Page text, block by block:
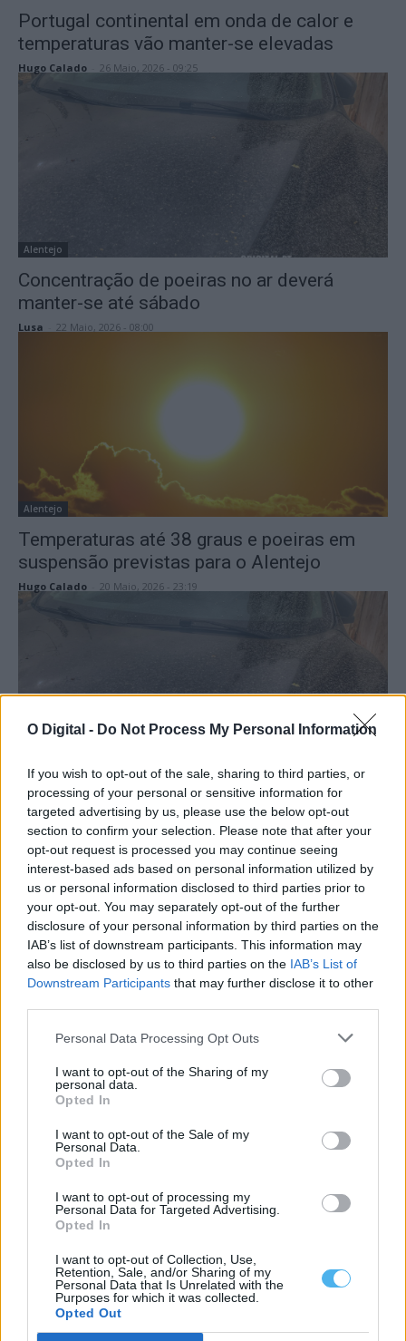
O Digital - Do Not Process My Personal Information
If you wish to opt-out of the sale, sharing to third parties, or
processing of your personal or sensitive information for
targeted advertising by us, please use the below opt-out
section to confirm your selection. Please note that after your
opt-out request is processed you may continue seeing
interest-based ads based on personal information utilized by
us or personal information disclosed to third parties prior to
your opt-out. You may separately opt-out of the further
disclosure of your personal information by third parties on the
IAB’s list of downstream participants. This information may
also be disclosed by us to third parties on the IAB’s List of
Downstream Participants that may further disclose it to other
Personal Data Processing Opt Outs
I want to opt-out of the Sharing of my
personal data.
Opted In
I want to opt-out of the Sale of my
Personal Data.
Opted In
I want to opt-out of processing my
Personal Data for Targeted Advertising.
Opted In
I want to opt-out of Collection, Use,
Retention, Sale, and/or Sharing of my
Personal Data that Is Unrelated with the
Purposes for which it was collected.
Opted Out
Portugal continental em onda de calor e
temperaturas vão manter-se elevadas
Hugo Calado 26 Maio, 2026 - 09:25
Alentejo
Concentração de poeiras no ar deverá
manter-se até sábado
Lusa 22 Maio, 2026 - 08:00
Alentejo
Temperaturas até 38 graus e poeiras em
suspensão previstas para o Alentejo
Hugo Calado 20 Maio, 2026 - 23:19
Sociedade
IPMA prevê poeiras africanas, aguaceiros e
queda de temperatura nos próximos dias
Hugo Calado - 20 Abril, 2026 - 19:00
alertas para a saúde
Hugo Calado - 6 Abril, 2026 - 17:59
Alentejo
Nuvem de poeira do Saara deverá atingir